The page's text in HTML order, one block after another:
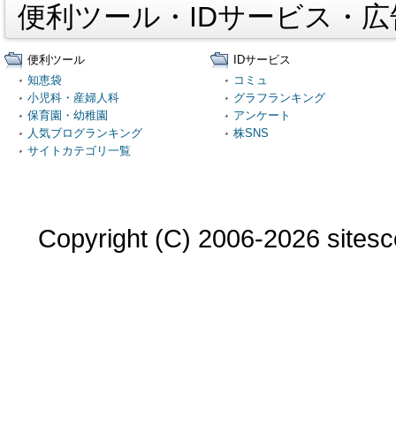
便利ツール・IDサービス・
便利ツール
知恵袋
小児科・産婦人科
保育園・幼稚園
人気ブログランキング
サイトカテゴリ一覧
IDサービス
コミュ
グラフランキング
アンケート
株SNS
Copyright (C) 2006-2026